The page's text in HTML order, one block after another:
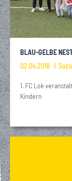
BLAU-GELBE
02.04.2018
1. FC Lok
Kindern